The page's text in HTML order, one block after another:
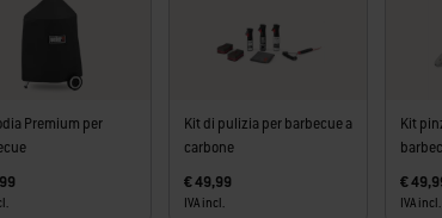
Premium per
Kit di pulizia per barbecue a
carbone
€ 49,99
IVA incl.
Kit
€
IVA incl.